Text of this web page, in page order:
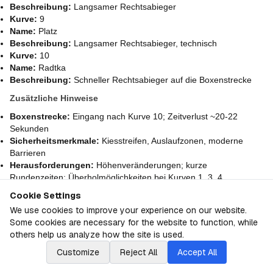
Beschreibung: Langsamer Rechtsabieger
Kurve: 9
Name: Platz
Beschreibung: Langsamer Rechtsabieger, technisch
Kurve: 10
Name: Radtka
Beschreibung: Schneller Rechtsabieger auf die Boxenstrecke
Zusätzliche Hinweise
Boxenstrecke: Eingang nach Kurve 10; Zeitverlust ~20-22
Sekunden
Sicherheitsmerkmale: Kiesstreifen, Auslaufzonen, moderne
Barrieren
Herausforderungen: Höhenveränderungen; kurze
Rundenzeiten; Überholmöglichkeiten bei Kurven 1, 3, 4
Austria GP
© F1PTS.com2026 F1 Granular Linear Rankings
Cookie Settings
We use cookies to improve your experience on our website.
Some cookies are necessary for the website to function, while
others help us analyze how the site is used.
Customize
Reject All Accept All